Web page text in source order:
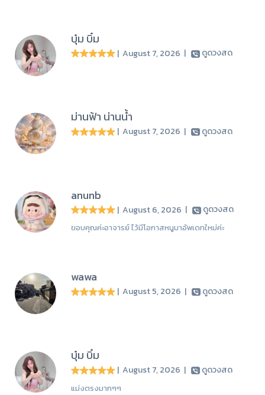
บุ๋ม บิ๋ม
| August 7, 2026 | ดูดวงสด
ม่านฟ้า น่านน้ำ
| August 7, 2026 | ดูดวงสด
anunb
| August 6, 2026 | ดูดวงสด
ขอบคุณค่ะอาจารย์ ไว้มีโอกาสหนูมาอัพเดทใหม่ค่ะ
wawa
| August 5, 2026 | ดูดวงสด
บุ๋ม บิ๋ม
| August 7, 2026 | ดูดวงสด
แม่งตรงมากๆๆ